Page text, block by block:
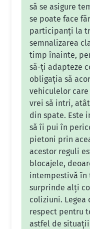
să se asigure
se poate face
participanți la
semnalizarea
timp înainte,
să-ți adapteze
obligația să
vehiculelor
vrei să intri,
din spate. Este
să îi pui în
pietoni prin
acestor reguli
blocajele,
intempestivă în
surprinde alți
coliziuni. Legea
respect pentru
astfel de